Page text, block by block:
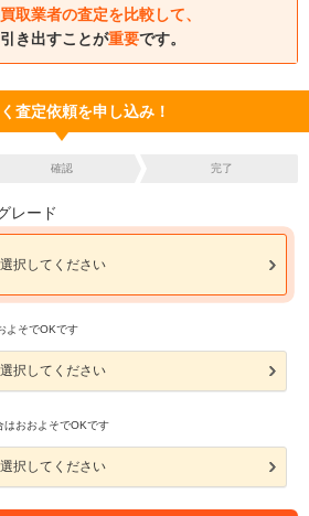
取業者の査定を比較して、
き出すことが重要です。
査定依頼を申し込み！
確認 完了
レード
選択してください
よそでOKです
選択してください
おおよそでOKです
選択してください